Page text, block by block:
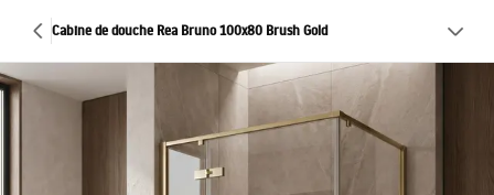
Cabine de douche Rea Bruno 100x80 Brush Gold